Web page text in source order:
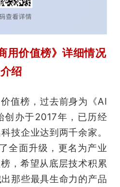
用价值榜》详细情况
介绍
值榜，过去前身为《AI
创办于2017年，已历经
技企业达到两千余家。
全面升级，更名为产业
，希望从底层技术积累
那些最具生命力的产品